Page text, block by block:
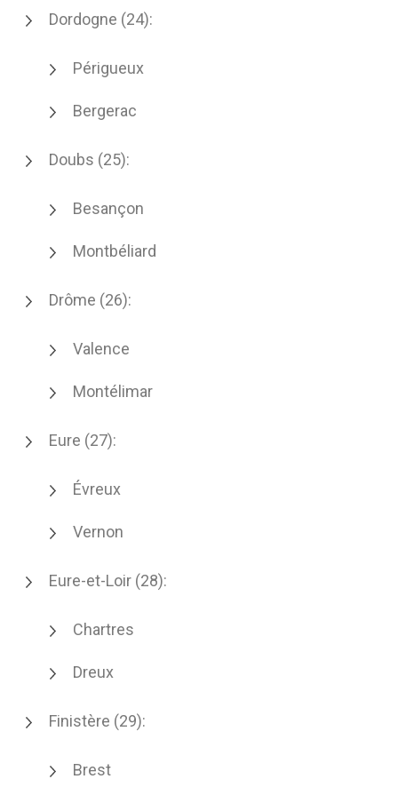
Dordogne (24):
Périgueux
Bergerac
Doubs (25):
Besançon
Montbéliard
Drôme (26):
Valence
Montélimar
Eure (27):
Évreux
Vernon
Eure-et-Loir (28):
Chartres
Dreux
Finistère (29):
Brest